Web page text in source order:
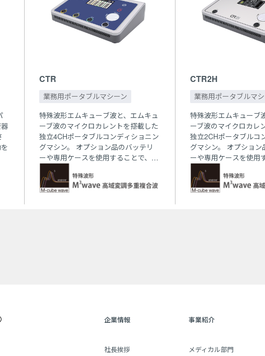
CTR
業務用ポータブルマシーン
特殊波形エムキューブ波と、エムキュ
ーブ波のマイクロカレントを搭載した
独立4CHポータブルコンディショニン
グマシン。 オプション品のバッテリ
ーや専用ケースを使用することで、場
所を選ばずいつでもどこでもあなたの
コンディショニングをサポートしま
す。
CTR2H
業務用ポータブルマ
特殊波形エムキューブ
ーブ波のマイクロカレ
独立2CHポータブルコ
グマシン。 オプション
ーや専用ケースを使用
所を選ばずいつでもど
コンディショニングを
す。
企業情報
社長挨拶
事業紹介
メディカル部門